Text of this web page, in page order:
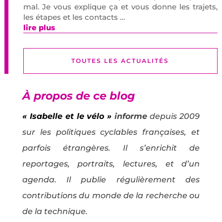
mal. Je vous explique ça et vous donne les trajets,
les étapes et les contacts …
lire plus
TOUTES LES ACTUALITÉS
À propos de ce blog
« Isabelle et le vélo » informe depuis 2009
sur les politiques cyclables françaises, et
parfois étrangères. Il s’enrichit de
reportages, portraits, lectures, et d’un
agenda. Il publie régulièrement des
contributions du monde de la recherche ou
de la technique.